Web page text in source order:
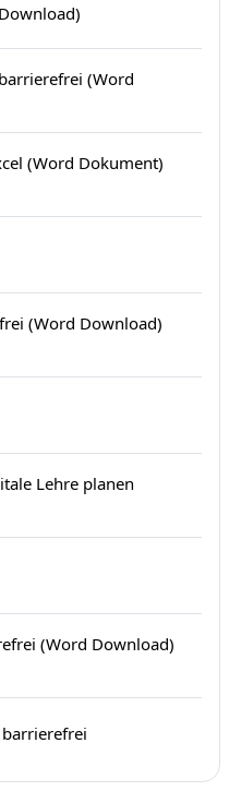
(Word
(Word Dokument)
(Word Download)
Lehre planen
(Word Download)